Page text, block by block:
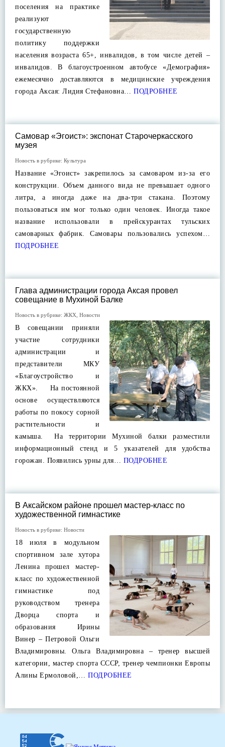
поселения на практике
реализуют
государственную
политику поддержки
населения возраста 65+, инвалидов, в том числе детей –
инвалидов. В благоустроенном автобусе «Демография»
ежемесячно доставляются в медицинские учреждения
города Аксая: Лидия Стефановна… ПОДРОБНЕЕ
Самовар «Эгоист»: экспонат Старочеркасского
музея
Новость в рубрике: Культура
Название «Эгоист» закрепилось за самоваром из-за его
конструкции. Объем данного вида не превышает одного
литра, а иногда даже на два-три стакана. Поэтому
пользоваться им мог только один человек. Иногда такое
название использовали в прейскурантах тульских
самоварных фабрик. Самовары пользовались успехом…
ПОДРОБНЕЕ
Глава администрации города Аксая провел
совещание в Мухиной Балке
Новость в рубрике: ЖКХ Новости
В совещании приняли
участие сотрудники
администрации и
представители МКУ
«Благоустройство и
ЖКХ».⁣⁣ ⁣⁣⁣⁣⠀ На постоянной
основе осуществляются
работы по покосу сорной
растительности и
камыша.⁣⁣⠀ На территории Мухиной балки разместили
информационный стенд и 5 указателей для удобства
горожан. Появились урны для… ПОДРОБНЕЕ
В Аксайском районе прошел мастер-класс по
художественной гимнастике
Новость в рубрике: Новости
18 июля в модульном
спортивном зале хутора
Ленина прошел мастер-
класс по художественной
гимнастике под
руководством тренера
Дворца спорта и
образования Ирины
Винер – Петровой Ольги
Владимировны. Ольга Владимировна – тренер высшей
категории, мастер спорта СССР, тренер чемпионки Европы
Алины Ермоловой,… ПОДРОБНЕЕ